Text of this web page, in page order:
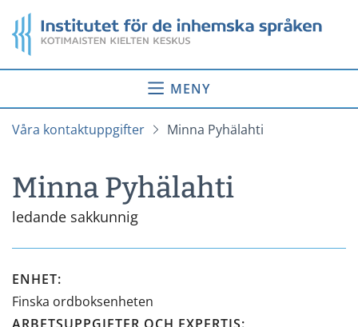
till
innehåll
Startsida
MENY
Våra kontaktuppgifter Minna Pyhälahti
Minna Pyhälahti
ledande sakkunnig
ENHET:
Finska ordboksenheten